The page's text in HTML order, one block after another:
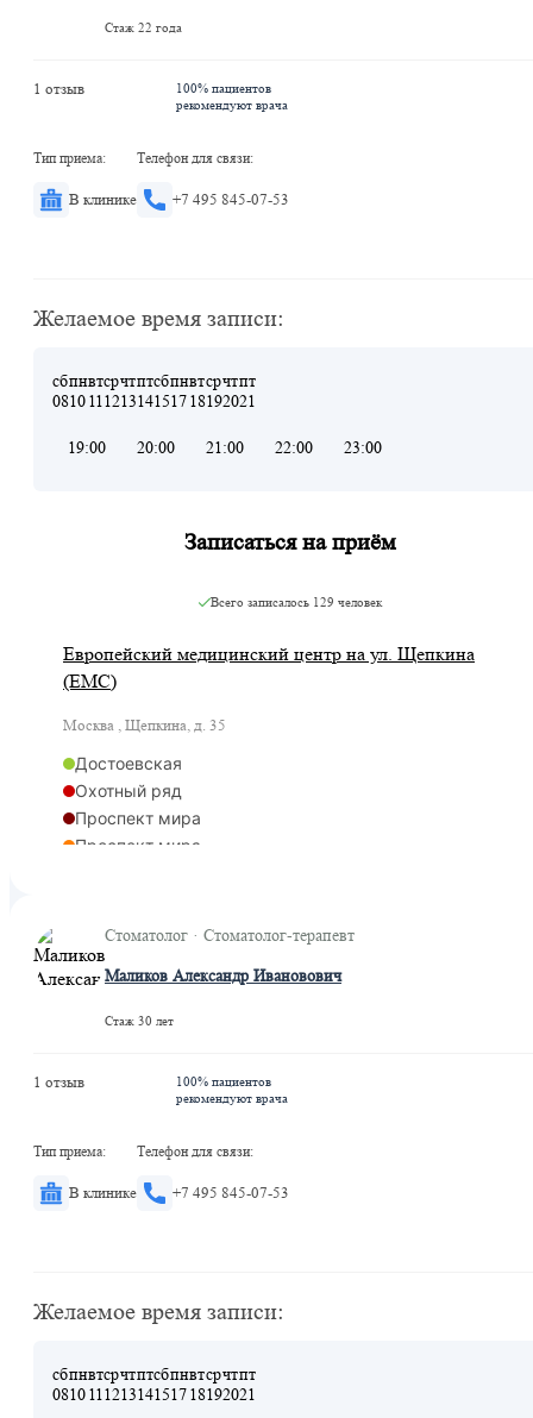
Стаж 22 года
1 отзыв
100% пациентов
рекомендуют врача
Тип приема:
В клинике
Телефон для связи:
+7 495 845-07-53
Желаемое время записи:
сб
08
пн
10
вт
11
ср
12
чт
13
пт
14
сб
15
пн
17
вт
18
ср
19
чт
20
пт
21
19:00 20:00 21:00 22:00 23:00
Записаться на приём
Всего записалось 129 человек
Европейский медицинский центр на ул. Щепкина
(ЕМС)
Москва , Щепкина, д. 35
Достоевская
Охотный ряд
Проспект мира
Проспект мира
Цветной бульвар
Рижская
Марьина Роща
Стоматолог · Стоматолог-терапевт
Маликов Александр Ивановович
Стаж 30 лет
1 отзыв
100% пациентов
рекомендуют врача
Тип приема:
В клинике
Телефон для связи:
+7 495 845-07-53
Желаемое время записи:
сб
08
пн
10
вт
11
ср
12
чт
13
пт
14
сб
15
пн
17
вт
18
ср
19
чт
20
пт
21